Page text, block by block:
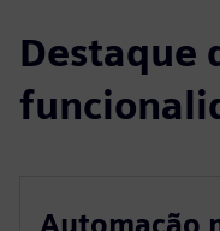
Destaque